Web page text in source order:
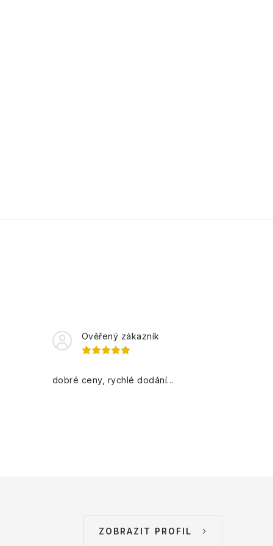
Ověřený zákazník
dobré ceny, rychlé dodání...
ZOBRAZIT PROFIL